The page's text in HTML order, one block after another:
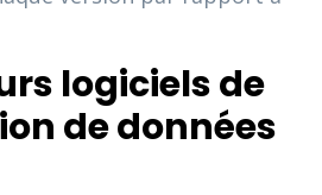
logiciels de
de données